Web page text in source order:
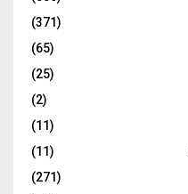
(371)
(65)
(25)
(2)
(11)
(11)
(271)